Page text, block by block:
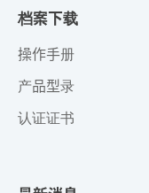
档案下载
操作手册
产品型录
认证证书